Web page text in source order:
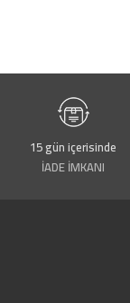
15 gün içerisinde
İADE İMKANI